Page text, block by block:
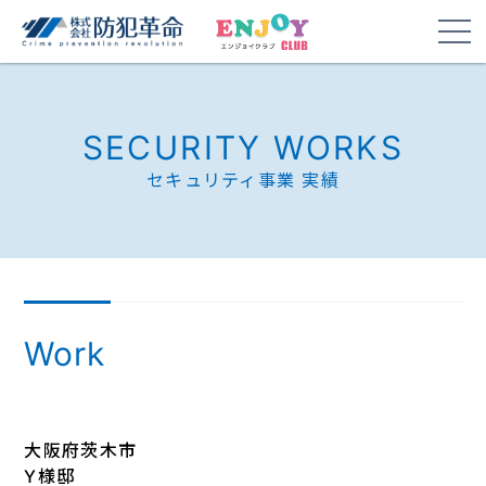
SECURITY WORKS
セキュリティ事業 実績
Work
大阪府茨木市
Y様邸